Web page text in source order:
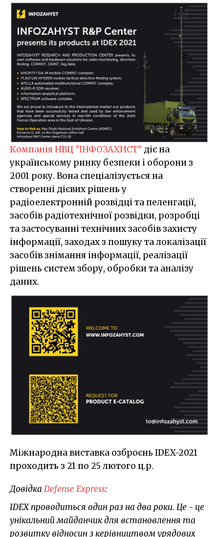
Компанія НВЦ "ІНФОЗАХИСТ" діє на
українському ринку безпеки і оборони з
2001 року. Вона спеціалізується на
створенні дієвих рішень у
радіоелектронній розвідці та пеленгації,
засобів радіотехнічної розвідки, розробці
та застосуванні технічних засобів захисту
інформації, заходах з пошуку та локалізації
засобів знімання інформації, реалізації
рішень систем збору, обробки та аналізу
даних.
Міжнародна виставка озброєнь IDEX-2021
проходить з 21 по 25 лютого ц.р.
Довідка Defense Express:
IDEX проводиться один раз на два роки. Це - це
унікальний майданчик для встановлення та
розвитку відносин з керівництвом урядових